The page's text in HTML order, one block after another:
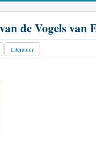
de Vogels van
Literatuur